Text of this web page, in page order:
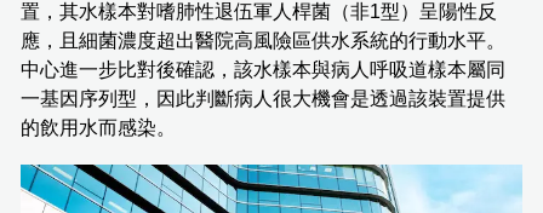
置，其水樣本對嗜肺性退伍軍人桿菌（非1型）呈陽性反
應，且細菌濃度超出醫院高風險區供水系統的行動水平。
中心進一步比對後確認，該水樣本與病人呼吸道樣本屬同
一基因序列型，因此判斷病人很大機會是透過該裝置提供
的飲用水而感染。